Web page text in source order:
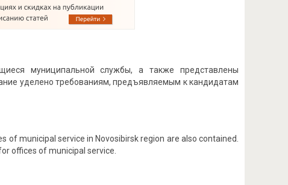
муниципальной службы, а также представлены
уделено требованиям, предъявляемым к кандидатам
municipal service in Novosibirsk region are also contained.
offices of municipal service.